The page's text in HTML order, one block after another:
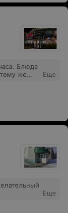
Блюда
же
о
Еще
Еще